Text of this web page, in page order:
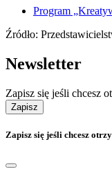
Program
Źródło:
Newsletter
Zapisz się jeśli chcesz
Zapisz
Zapisz się jeśli chcesz